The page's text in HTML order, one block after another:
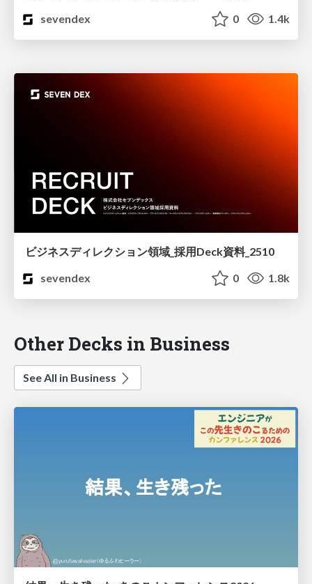
sevendex
0 1.4k
ビジネスディレクション領域_採用Deck資料_2510
sevendex
0 1.8k
Other Decks in Business
See All in Business